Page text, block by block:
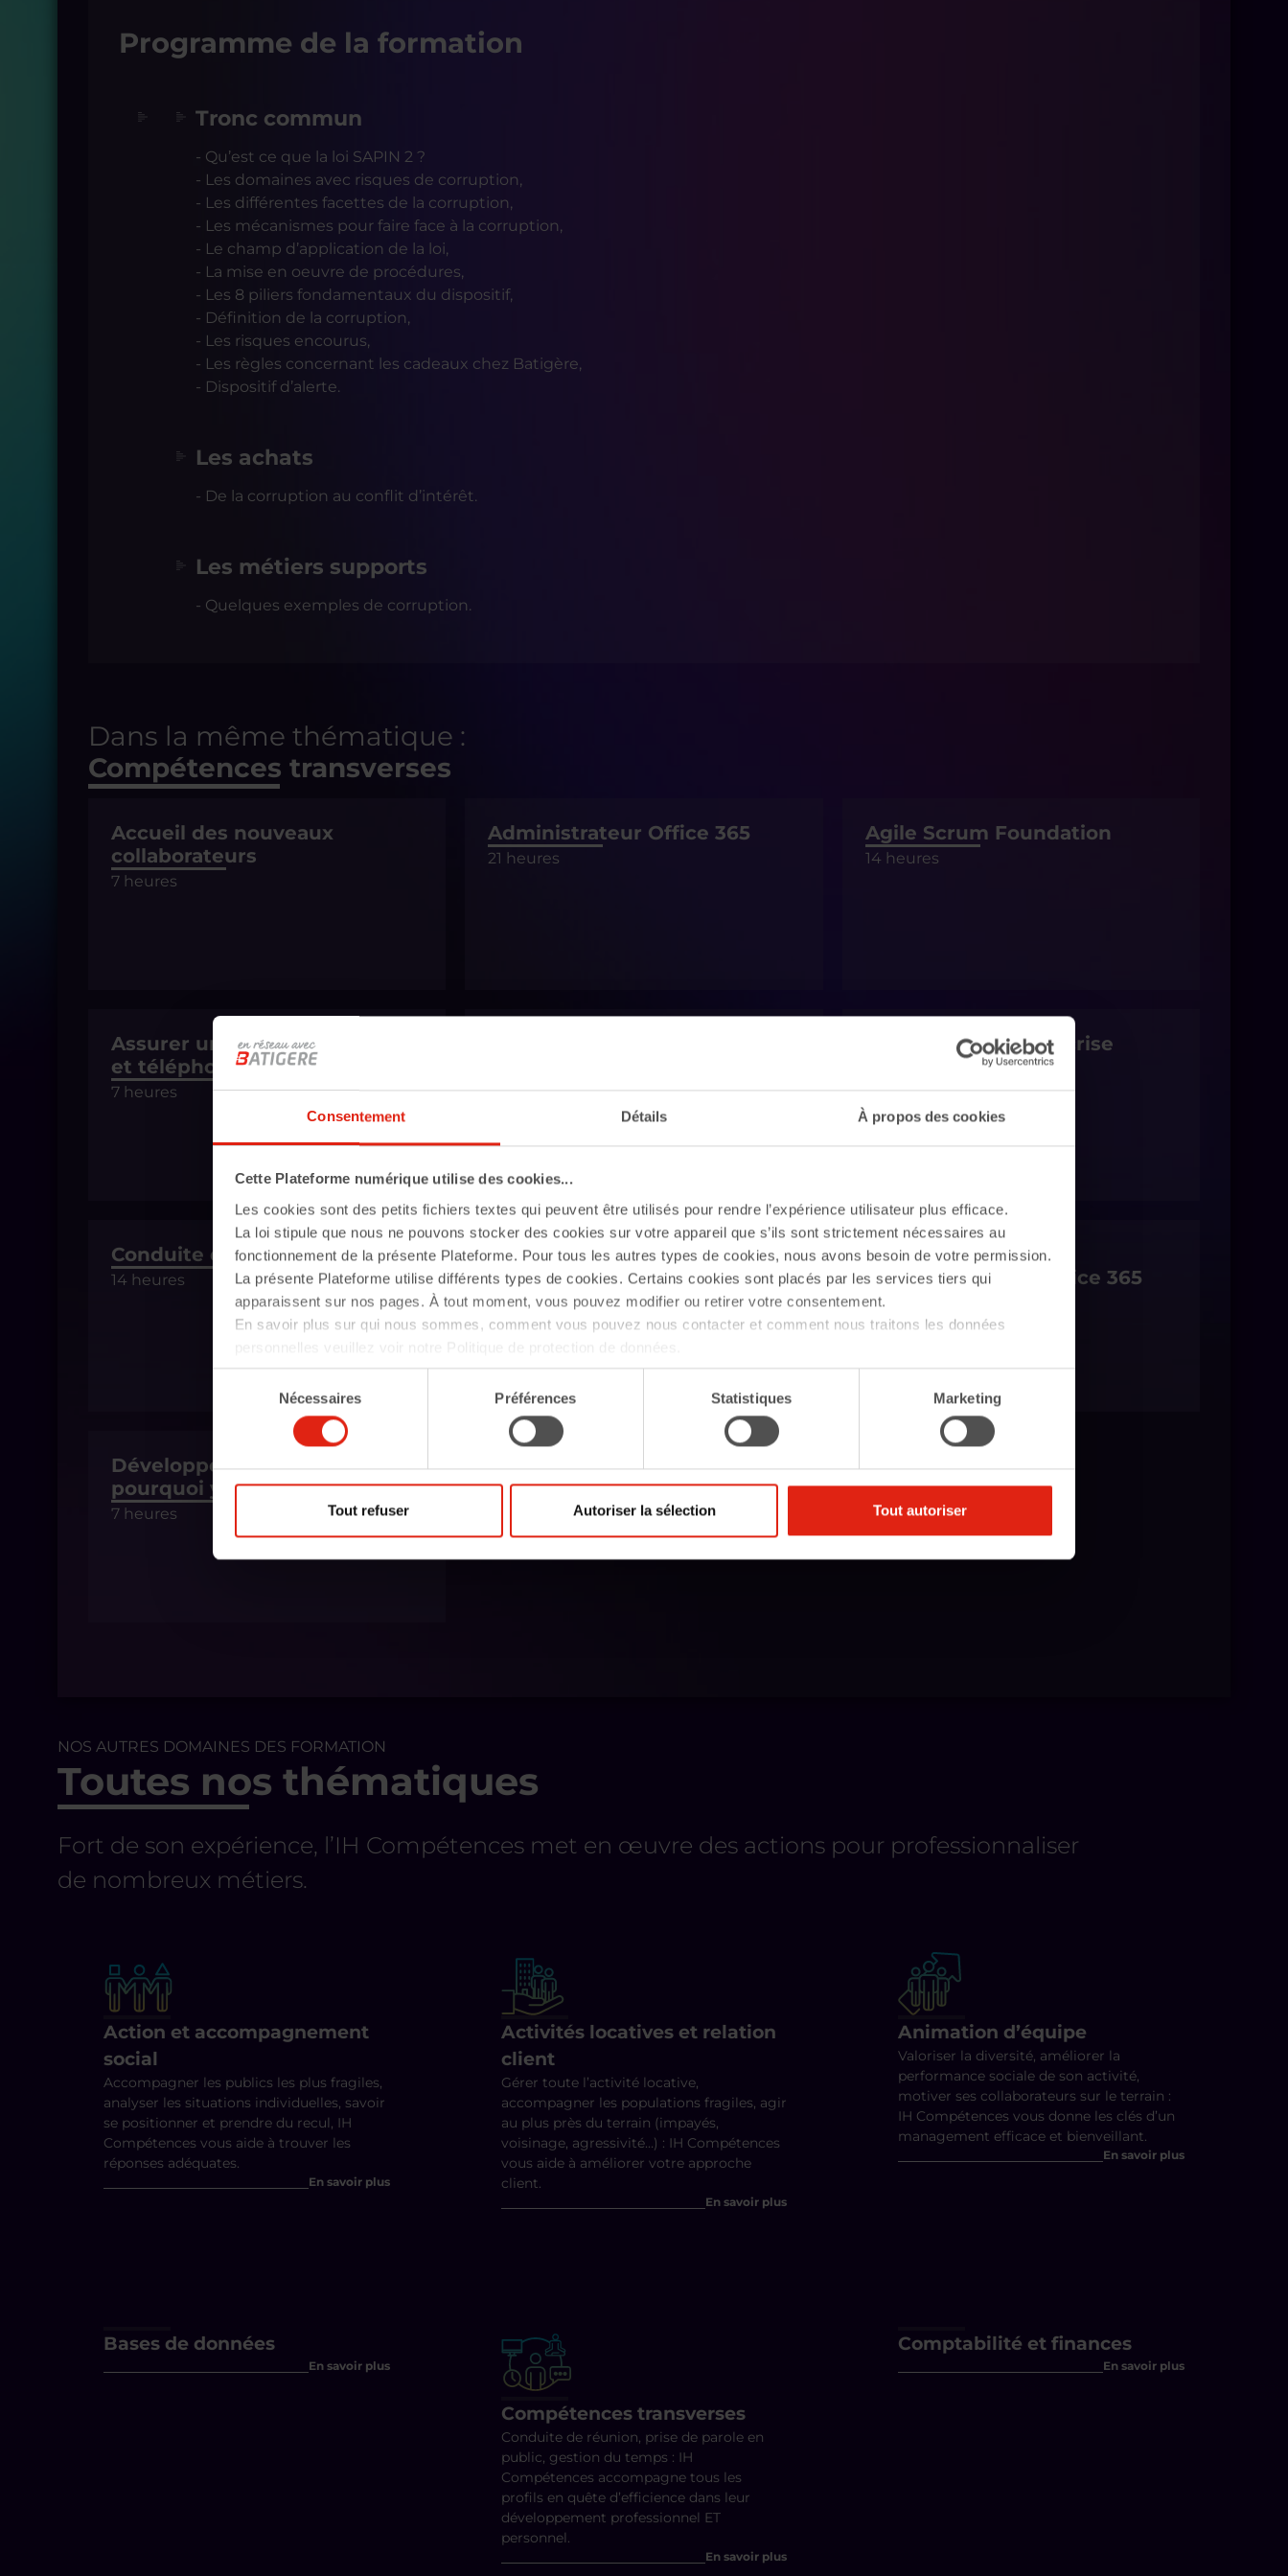
Consentement Détails À propos des cookies
Cette Plateforme numérique utilise des cookies...
Les cookies sont des petits fichiers textes qui peuvent être utilisés pour rendre l’expérience utilisateur plus efficace.
La loi stipule que nous ne pouvons stocker des cookies sur votre appareil que s’ils sont strictement nécessaires au
fonctionnement de la présente Plateforme. Pour tous les autres types de cookies, nous avons besoin de votre permission.
La présente Plateforme utilise différents types de cookies. Certains cookies sont placés par les services tiers qui
apparaissent sur nos pages. À tout moment, vous pouvez modifier ou retirer votre consentement.
En savoir plus sur qui nous sommes, comment vous pouvez nous contacter et comment nous traitons les données
personnelles veuillez voir notre Politique de protection de données.
consentement
Nécessaires Préférences Statistiques Marketing
Tout refuser Autoriser la sélection Tout autoriser
Programme de la formation
Tronc commun
- Qu’est ce que la loi SAPIN 2 ?
- Les domaines avec risques de corruption,
- Les différentes facettes de la corruption,
- Les mécanismes pour faire face à la corruption,
- Le champ d’application de la loi,
- La mise en oeuvre de procédures,
- Les 8 piliers fondamentaux du dispositif,
- Définition de la corruption,
- Les risques encourus,
- Les règles concernant les cadeaux chez Batigère,
- Dispositif d’alerte.
Les achats
- De la corruption au conflit d’intérêt.
Les métiers supports
- Quelques exemples de corruption.
Dans la même thématique :
Compétences transverses
Accueil des nouveaux
collaborateurs
7 heures
Administrateur Office 365
21 heures
Agile Scrum Foundation
14 heures
Assurer un accueil physique
et téléphonique de qualité
7 heures 14 heures
Communication de crise
Conduite de réunion
14 heures
Contexte du logement social
7 heures
Découverte de
l’environnement Office 365
14 heures
Développement durable :
pourquoi y participer ?
7 heures
NOS AUTRES DOMAINES DES FORMATION
Toutes nos thématiques
Fort de son expérience, l’IH Compétences met en œuvre des actions pour professionnaliser
de nombreux métiers.
Action et accompagnement
social
Accompagner les publics les plus fragiles,
analyser les situations individuelles, savoir
se positionner et prendre du recul, IH
Compétences vous aide à trouver les
réponses adéquates.
En savoir plus
Activités locatives et relation
client
Gérer toute l’activité locative,
accompagner les populations fragiles, agir
au plus près du terrain (impayés,
voisinage, agressivité…) : IH Compétences
vous aide à améliorer votre approche
client.
En savoir plus
Animation d’équipe
Valoriser la diversité, améliorer la
performance sociale de son activité,
motiver ses collaborateurs sur le terrain :
IH Compétences vous donne les clés d’un
management efficace et bienveillant.
En savoir plus
Bases de données
En savoir plus
Compétences transverses
Conduite de réunion, prise de parole en
public, gestion du temps : IH
Compétences accompagne tous les
profils en quête d’efficience dans leur
développement professionnel ET
personnel.
En savoir plus
Comptabilité et finances
En savoir plus